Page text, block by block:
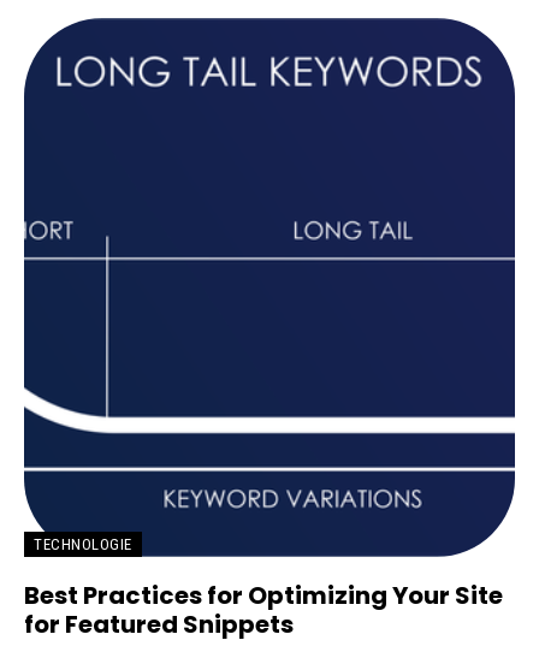
TECHNOLOGIE
Best Practices for Optimizing Your Site
for Featured Snippets